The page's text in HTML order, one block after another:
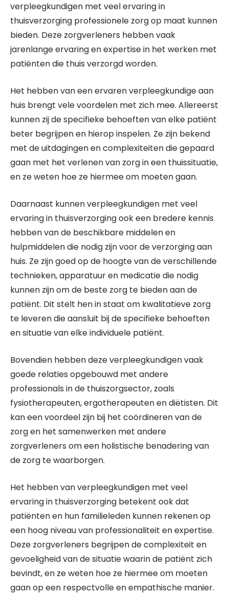
verpleegkundigen met veel ervaring in
thuisverzorging professionele zorg op maat kunnen
bieden. Deze zorgverleners hebben vaak
jarenlange ervaring en expertise in het werken met
patiënten die thuis verzorgd worden.
Het hebben van een ervaren verpleegkundige aan
huis brengt vele voordelen met zich mee. Allereerst
kunnen zij de specifieke behoeften van elke patiënt
beter begrijpen en hierop inspelen. Ze zijn bekend
met de uitdagingen en complexiteiten die gepaard
gaan met het verlenen van zorg in een thuissituatie,
en ze weten hoe ze hiermee om moeten gaan.
Daarnaast kunnen verpleegkundigen met veel
ervaring in thuisverzorging ook een bredere kennis
hebben van de beschikbare middelen en
hulpmiddelen die nodig zijn voor de verzorging aan
huis. Ze zijn goed op de hoogte van de verschillende
technieken, apparatuur en medicatie die nodig
kunnen zijn om de beste zorg te bieden aan de
patiënt. Dit stelt hen in staat om kwalitatieve zorg
te leveren die aansluit bij de specifieke behoeften
en situatie van elke individuele patiënt.
Bovendien hebben deze verpleegkundigen vaak
goede relaties opgebouwd met andere
professionals in de thuiszorgsector, zoals
fysiotherapeuten, ergotherapeuten en diëtisten. Dit
kan een voordeel zijn bij het coördineren van de
zorg en het samenwerken met andere
zorgverleners om een holistische benadering van
de zorg te waarborgen.
Het hebben van verpleegkundigen met veel
ervaring in thuisverzorging betekent ook dat
patiënten en hun familieleden kunnen rekenen op
een hoog niveau van professionaliteit en expertise.
Deze zorgverleners begrijpen de complexiteit en
gevoeligheid van de situatie waarin de patiënt zich
bevindt, en ze weten hoe ze hiermee om moeten
gaan op een respectvolle en empathische manier.